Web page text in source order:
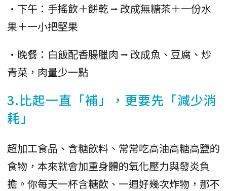
•下午：手搖飲＋餅乾 ⭢ 改成無糖茶＋一份水
果＋一小把堅果
•晚餐：白飯配香腸臘肉 ⭢ 改成魚、豆腐、炒
青菜，肉量少一點
3.比起一直「補」，更要先「減少消
耗」
超加工食品、含糖飲料、常常吃高油高糖高鹽的
食物，本來就會加重身體的氧化壓力與發炎負
擔。你每天一杯含糖飲、一週好幾次炸物，那不